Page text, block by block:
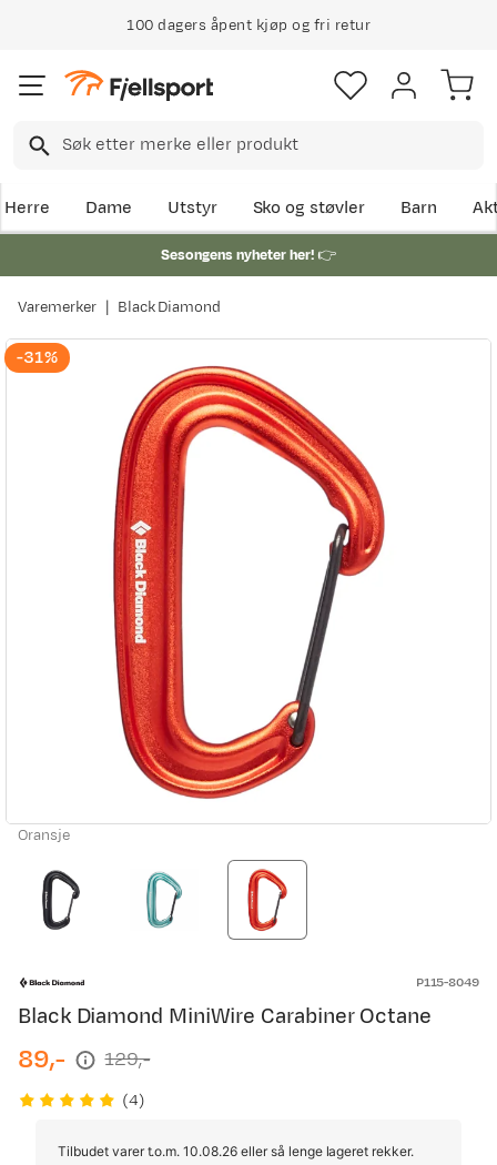
100 dagers åpent kjøp og fri retur
Herre Dame Utstyr Sko og støvler Barn
Sesongens nyheter her!👉
Varemerker Black Diamond
-31%
Oransje
P115-8049
Black Diamond MiniWire Carabiner Octane
discounted
price
89,-
original
price
129,-
(4)
Tilbudet varer t.o.m. 10.08.26 eller så lenge lageret rekker.